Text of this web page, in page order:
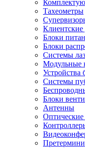
Тахеометры
Клиентские
Блоки
Блоки
Системы
Модульные
Устройства
Системы
Блоки
Антенны